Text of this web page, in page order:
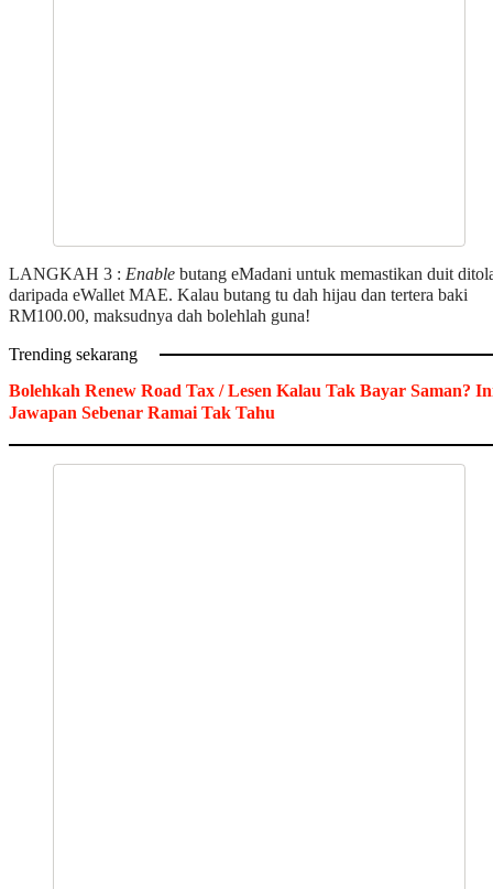
LANGKAH 3 : Enable butang eMadani untuk memastikan duit
daripada eWallet MAE. Kalau butang tu dah hijau dan tertera baki
RM100.00, maksudnya dah bolehlah guna!
Trending sekarang
Bolehkah Renew Road Tax / Lesen Kalau Tak Bayar Saman?
Jawapan Sebenar Ramai Tak Tahu